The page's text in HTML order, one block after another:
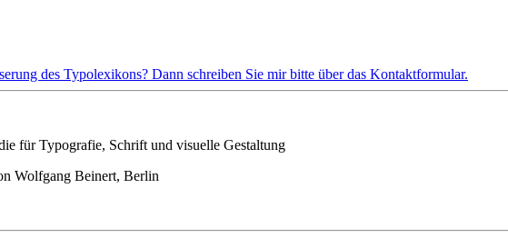
des Typolexikons? Dann schreiben Sie mir bitte über das Kontaktformular.
für Typografie, Schrift und visuelle Gestaltung
Wolfgang Beinert, Berlin